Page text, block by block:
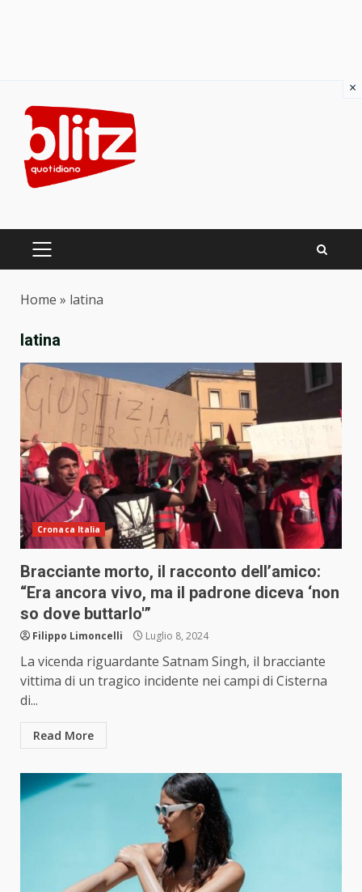
content
PRIMARY
Home » latina
latina
Cronaca Italia
Bracciante morto, il racconto dell’amico:
“Era ancora vivo, ma il padrone diceva ‘non
so dove buttarlo'”
Filippo Limoncelli Luglio 8, 2024
La vicenda riguardante Satnam Singh, il bracciante
vittima di un tragico incidente nei campi di Cisterna
di...
Read More
×